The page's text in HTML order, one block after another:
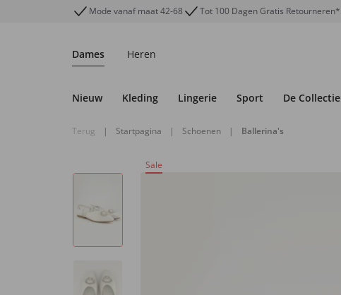
Mode vanaf maat 42-68 Tot 100 Dagen Gratis Retourneren*
Dames Heren
Nieuw Kleding Lingerie Sport De Collectie
Terug | Startpagina | Schoenen | Ballerina's
Sale